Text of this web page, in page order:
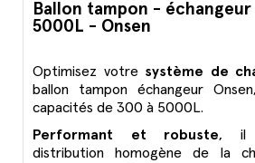
Ballon tampon -
5000L - Onsen
Optimisez votre système de
ballon tampon échangeur
capacités de 300 à 5000L.
Performant et robuste, il
distribution homogène de la